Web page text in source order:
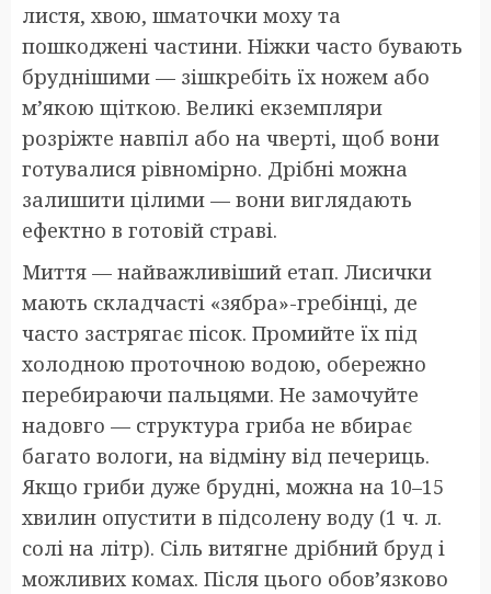
листя, хвою, шматочки моху та
пошкоджені частини. Ніжки часто бувають
бруднішими — зішкребіть їх ножем або
м’якою щіткою. Великі екземпляри
розріжте навпіл або на чверті, щоб вони
готувалися рівномірно. Дрібні можна
залишити цілими — вони виглядають
ефектно в готовій страві.
Миття — найважливіший етап. Лисички
мають складчасті «зябра»-гребінці, де
часто застрягає пісок. Промийте їх під
холодною проточною водою, обережно
перебираючи пальцями. Не замочуйте
надовго — структура гриба не вбирає
багато вологи, на відміну від печериць.
Якщо гриби дуже брудні, можна на 10–15
хвилин опустити в підсолену воду (1 ч. л.
солі на літр). Сіль витягне дрібний бруд і
можливих комах. Після цього обов’язково